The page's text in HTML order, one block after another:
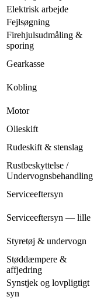
Elektrisk arbejde
Fejlsøgning
Firehjulsudmåling &
sporing
Gearkasse
Kobling
Motor
Olieskift
Rudeskift & stenslag
Rustbeskyttelse /
Undervognsbehandling
Serviceeftersyn
Serviceeftersyn — lille
Styretøj & undervogn
Støddæmpere &
affjedring
Synstjek og lovpligtigt
syn